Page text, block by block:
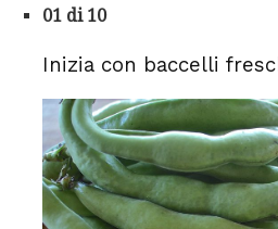
01 di 10
Inizia con baccelli